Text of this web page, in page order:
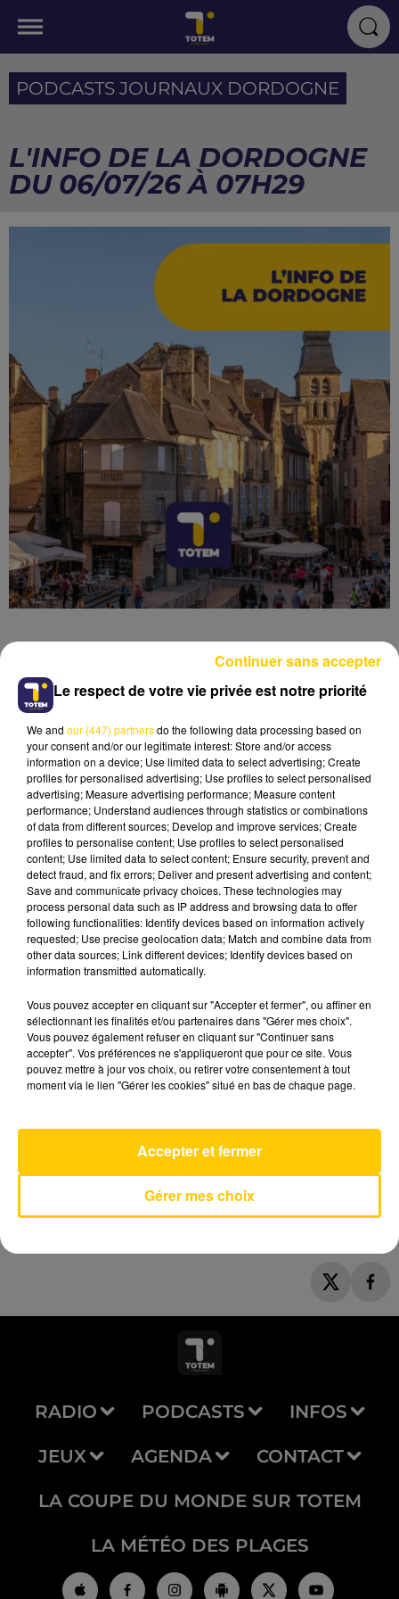
PODCASTS JOURNAUX DORDOGNE
L'INFO DE LA DORDOGNE
DU 06/07/26 À 07H29
6 juillet 2026 - 4 min 15 sec
L'INFO DE LA DORDOGNE DU 06/07/26
À 07H29
Ecoutez sur Totem l'information à Tulle, Brive,
dans le Nord du Lot et le pays sarladais avec les
reportages de nos journalistes sur le terrain.
CARLA BRUNI
RADIO PODCASTS INFOS
JEUX AGENDA CONTACT
LA COUPE DU MONDE SUR TOTEM
LA MÉTÉO DES PLAGES
Le respect de votre vie privée est notre priorité
We and our (447) partnersdo the following data processing based on
your consent and/or our legitimate interest: Store and/or access
information on a device; Use limited data to select advertising; Create
profiles for personalised advertising; Use profiles to select personalised
advertising; Measure advertising performance; Measure content
performance; Understand audiences through statistics or combinations
of data from different sources; Develop and improve services; Create
profiles to personalise content; Use profiles to select personalised
content; Use limited data to select content; Ensure security, prevent and
detect fraud, and fix errors; Deliver and present advertising and content;
Save and communicate privacy choices. These technologies may
process personal data such as IP address and browsing data to offer
following functionalities: Identify devices based on information actively
requested; Use precise geolocation data; Match and combine data from
other data sources; Link different devices; Identify devices based on
information transmitted automatically.
Vous pouvez accepter en cliquant sur "Accepter et fermer", ou affiner en
sélectionnant les finalités et/ou partenaires dans "Gérer mes choix".
Vous pouvez également refuser en cliquant sur "Continuer sans
accepter". Vos préférences ne s'appliqueront que pour ce site. Vous
pouvez mettre à jour vos choix, ou retirer votre consentement à tout
moment via le lien "Gérer les cookies" situé en bas de chaque page.
Gérer mes choix
Accepter et fermer
Continuer sans accepter